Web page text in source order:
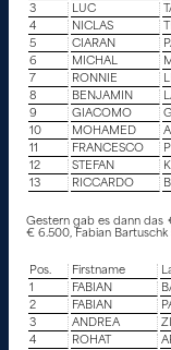
3
LUC
4
NICLAS
5
CIARAN
6
MICHAL
7
RONNIE
8
BENJAMIN
9
GIACOMO
10
MOHAMED
11
FRANCESCO
12
STEFAN
13
RICCARDO
Gestern gab es dann das
€ 6.500, Fabian
Pos. Firstname
1
FABIAN
2
FABIAN
3
ANDREA
4
ROHAT